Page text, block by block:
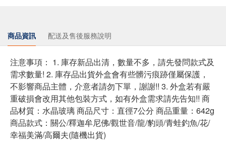
商品資訊 配送及售後服務說明
注意事項： 1. 庫存新品出清，數量不多，請先發問款式及
需求數量! 2. 庫存品出貨外盒會有些髒污痕跡僅屬保護，
不影響商品主體，介意者請勿下單，謝謝!! 3. 外盒若有嚴
重破損會改用其他包裝方式，如有外盒需求請先告知!! 商
品材質：水晶玻璃 商品尺寸：直徑7公分 商品重量：642g
商品款式：關公/釋迦牟尼佛/觀世音/龍/豹頭/青蛙釣魚/花/
幸福美滿/高爾夫(隨機出貨)